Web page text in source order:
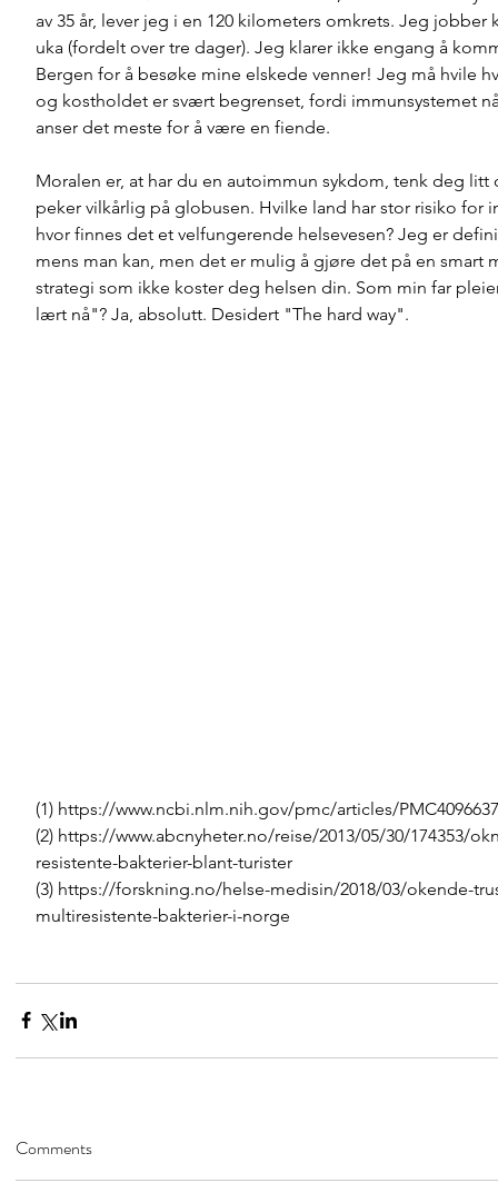
av 35 år, lever jeg i en 120 kilometers omkrets. Jeg jobber
uka (fordelt over tre dager). Jeg klarer ikke engang å
Bergen for å besøke mine elskede venner! Jeg må hvile
og kostholdet er svært begrenset, fordi immunsystemet
anser det meste for å være en fiende.
Moralen er, at har du en autoimmun sykdom, tenk deg
peker vilkårlig på globusen. Hvilke land har stor risiko for
hvor finnes det et velfungerende helsevesen? Jeg er
mens man kan, men det er mulig å gjøre det på en smart
strategi som ikke koster deg helsen din. Som min far
lært nå"? Ja, absolutt. Desidert "The hard way".
(1) https://www.ncbi.nlm.nih.gov/pmc/articles/
(2) https://www.abcnyheter.no/reise/2013/05/30/174353/
resistente-bakterier-blant-turister
(3) https://forskning.no/helse-medisin/2018/03/okende-
multiresistente-bakterier-i-norge
Comments